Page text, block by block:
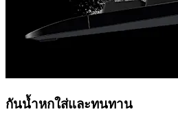
กันน้ำหกใส่และทนทาน